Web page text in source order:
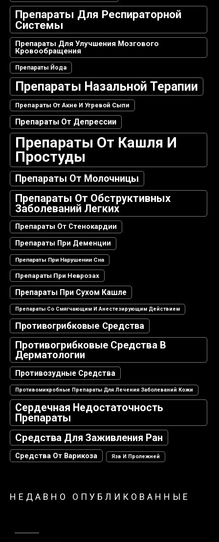
Препараты Для Респираторной
Системы
Препараты Для Улучшения Мозгового
Кровообращения
Препараты Йода
Препараты Назальной Терапии
Препараты От Акне И Угревой Сыпи
Препараты От Депрессии
Препараты От Кашля И
Простуды
Препараты От Молочницы
Препараты От Обструктивных
Заболеваний Легких
Препараты От Стенокардии
Препараты При Деменции
Препараты При Нарушении Сна
Препараты При Неврозах
Препараты При Сухом Кашле
Препараты Со Смягчающим И Анестезирующим Действием
Противогрибковые Средства
Противогрибковые Средства В
Дерматологии
Противозудные Средства
Противомикробные Препараты Для Лечения Заболеваний Кожи
Сердечная Недостаточность
Препараты
Средства Для Заживления Ран
Средства От Варикоза Язв И Пролежней
НЕДАВНО ОПУБЛИКОВАННЫЕ